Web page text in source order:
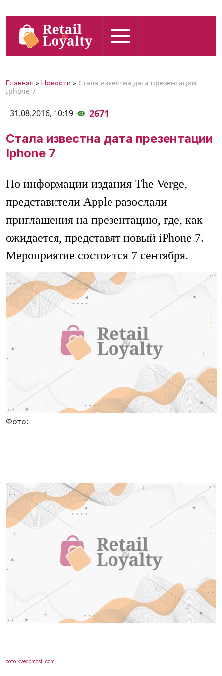
Главная » Новости » Стала известна дата презентации
Iphone 7
31.08.2016, 10:19 2671
Стала известна дата презентации
Iphone 7
По информации издания The Verge,
представители Apple разослали
приглашения на презентацию, где, как
ожидается, представят новый iPhone 7.
Мероприятие состоится 7 сентября.
Фото:
фото kvedomosti.com